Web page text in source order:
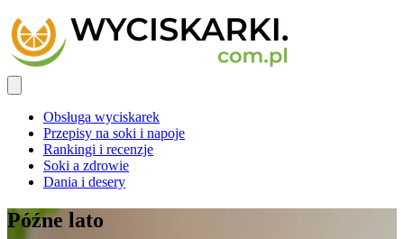
Obsługa wyciskarek
Przepisy na soki i napoje
Rankingi i recenzje
Soki a zdrowie
Dania i desery
Późne lato